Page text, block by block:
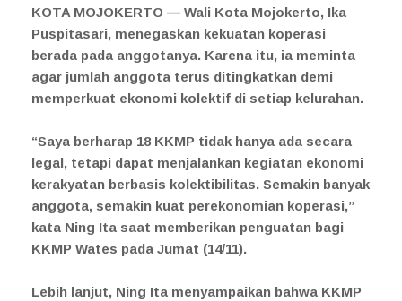
KOTA MOJOKERTO — Wali Kota Mojokerto, Ika
Puspitasari, menegaskan kekuatan koperasi
berada pada anggotanya. Karena itu, ia meminta
agar jumlah anggota terus ditingkatkan demi
memperkuat ekonomi kolektif di setiap kelurahan.
“Saya berharap 18 KKMP tidak hanya ada secara
legal, tetapi dapat menjalankan kegiatan ekonomi
kerakyatan berbasis kolektibilitas. Semakin banyak
anggota, semakin kuat perekonomian koperasi,”
kata Ning Ita saat memberikan penguatan bagi
KKMP Wates pada Jumat (14/11).
Lebih lanjut, Ning Ita menyampaikan bahwa KKMP